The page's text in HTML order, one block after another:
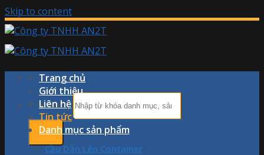
Skip to content
Tìm kiếm:
Trang chủ
Giới thiệu
Liên hệ
Tin tức
Danh mục sản phẩm
Cầu Dẫn Lên Container